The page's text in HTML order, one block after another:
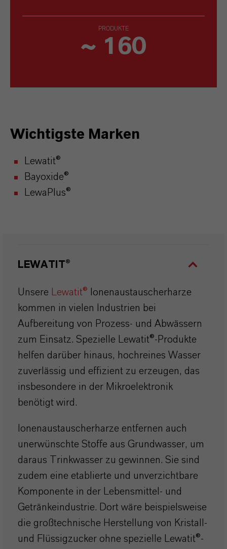
PRODUKTE
~ 160
Wichtigste Marken
Lewatit®
Bayoxide®
LewaPlus®
LEWATIT®
Unsere Lewatit® Ionenaustauscherharze
kommen in vielen Industrien bei
Aufbereitung von Prozess- und Abwässern
zum Einsatz. Spezielle Lewatit®-Produkte
helfen darüber hinaus, hochreines Wasser
zuverlässig und effizient zu erzeugen, das
insbesondere in der Mikroelektronik
benötigt wird.
Ionenaustauscherharze entfernen auch
unerwünschte Stoffe aus Grundwasser, um
daraus Trinkwasser zu gewinnen. Sie sind
zudem eine etablierte und unverzichtbare
Komponente in der Lebensmittel- und
Getränkeindustrie. Dort wäre beispielsweise
die großtechnische Herstellung von Kristall-
und Flüssigzucker ohne spezielle Lewatit®-